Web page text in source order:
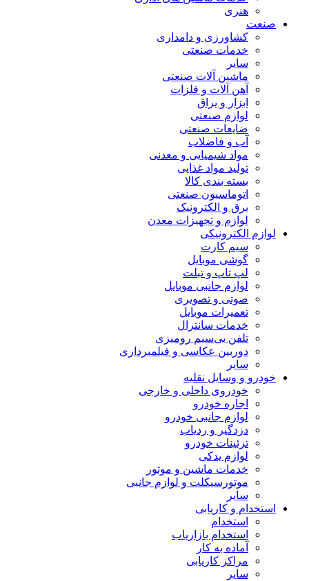
هنری
صنعت
کشاورزی و دامداری
خدمات صنعتی
سایر
ماشین آلات صنعتی
آهن آلات و فلزات
ابزار و یراق
لوازم صنعتی
ضایعات صنعتی
آب و فاضلاب
مواد شیمیایی و معدنی
تولید مواد غذایی
بسته بندی کالا
اتوماسیون صنعتی
برق و الکترونیک
لوازم و تجهیزات معدن
لوازم الکترونیکی
سیم کارت
گوشی موبایل
لپ تاپ و تبلت
لوازم جانبی موبایل
صوتی و تصویری
تعمیرات موبایل
خدمات سانترال
تلفن بی‌سیم رومیزی
دوربین عکاسی و فیلمبرداری
سایر
خودرو و وسایل نقلیه
خودروی داخلی و خارجی
اجاره خودرو
لوازم جانبی خودرو
دزدگیر و ردیاب
تزئینات خودرو
لوازم یدکی
خدمات ماشین و موتور
موتورسیکلت و لوازم جانبی
سایر
استخدام و کاریابی
استخدام
استخدام بازاریاب
آماده به کار
مراکز کاریابی
سایر